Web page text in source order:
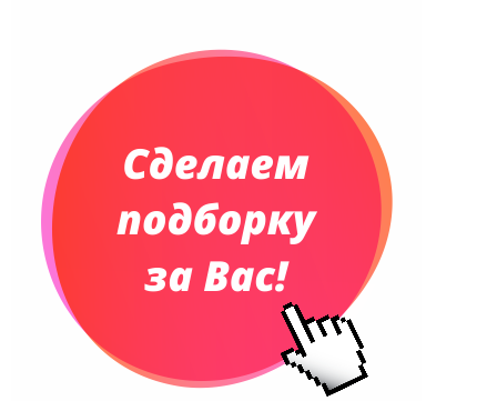
Планинги недатированные
Телефонные книжки
Сумки и Рюкзаки
Сумки для планшетов и ноутбуков
Рюкзаки
Конференц-сумки
Сумки для покупок промо
Несессеры и косметички
Сумки дорожные